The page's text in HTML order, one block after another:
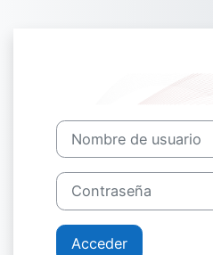
Nombre de usuario
Contraseña
Acceder